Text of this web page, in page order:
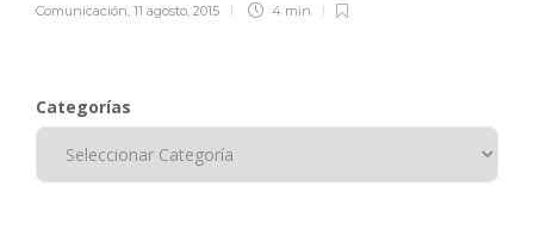
Comunicación, 11 agosto, 2015 4 min
Categorías